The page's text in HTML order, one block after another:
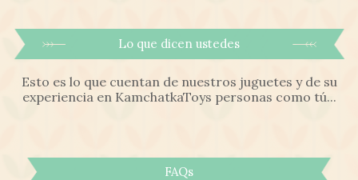
Lo que dicen ustedes
Esto es lo que cuentan de nuestros juguetes y de su
experiencia en KamchatkaToys personas como tú...
FAQs